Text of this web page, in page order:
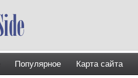
Популярное Карта сайта